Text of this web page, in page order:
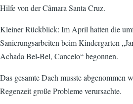
Hilfe von der Câmara Santa Cruz.
Kleiner Rückblick: Im April hatten die
Sanierungsarbeiten beim Kindergarten
Achada Bel-Bel, Cancelo“ begonnen.
Das gesamte Dach musste abgenommen
Regenzeit große Probleme verursachte.